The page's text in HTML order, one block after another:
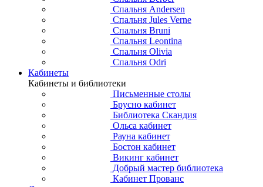
Спальня Andersen
Спальня Jules Verne
Спальня Bruni
Спальня Leontina
Спальня Olivia
Спальня Odri
Кабинеты
Кабинеты и библиотеки
Письменные столы
Брусно кабинет
Библиотека Скандия
Ольса кабинет
Рауна кабинет
Бостон кабинет
Викинг кабинет
Добрый мастер библиотека
Кабинет Прованс